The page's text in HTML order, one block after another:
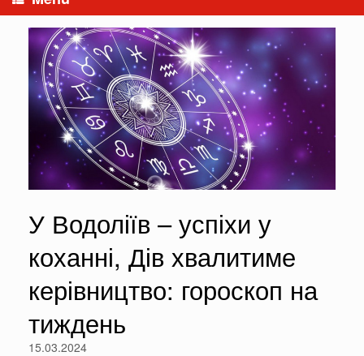
У Водоліїв – успіхи у
коханні, Дів хвалитиме
керівництво: гороскоп на
тиждень
15.03.2024